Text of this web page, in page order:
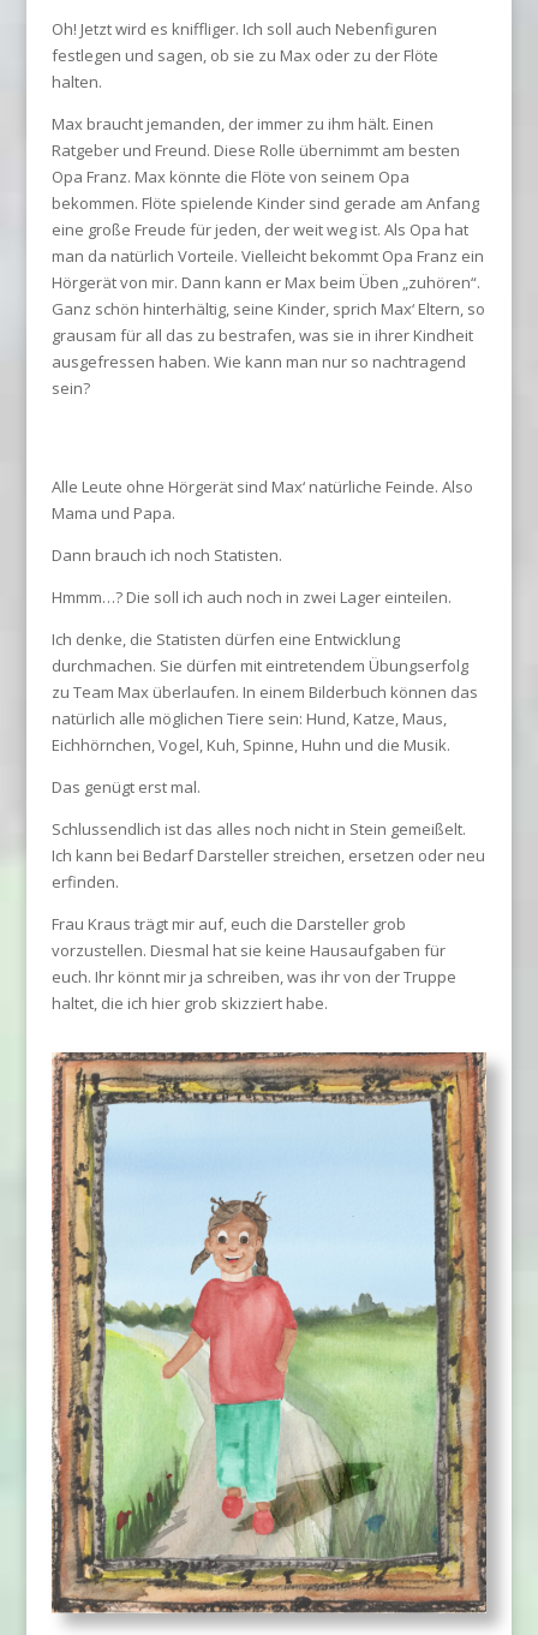
Oh! Jetzt wird es kniffliger. Ich soll auch Nebenfiguren
festlegen und sagen, ob sie zu Max oder zu der Flöte
halten.
Max braucht jemanden, der immer zu ihm hält. Einen
Ratgeber und Freund. Diese Rolle übernimmt am besten
Opa Franz. Max könnte die Flöte von seinem Opa
bekommen. Flöte spielende Kinder sind gerade am Anfang
eine große Freude für jeden, der weit weg ist. Als Opa hat
man da natürlich Vorteile. Vielleicht bekommt Opa Franz ein
Hörgerät von mir. Dann kann er Max beim Üben „zuhören“.
Ganz schön hinterhältig, seine Kinder, sprich Max‘ Eltern, so
grausam für all das zu bestrafen, was sie in ihrer Kindheit
ausgefressen haben. Wie kann man nur so nachtragend
sein?
Alle Leute ohne Hörgerät sind Max‘ natürliche Feinde. Also
Mama und Papa.
Dann brauch ich noch Statisten.
Hmmm…? Die soll ich auch noch in zwei Lager einteilen.
Ich denke, die Statisten dürfen eine Entwicklung
durchmachen. Sie dürfen mit eintretendem Übungserfolg
zu Team Max überlaufen. In einem Bilderbuch können das
natürlich alle möglichen Tiere sein: Hund, Katze, Maus,
Eichhörnchen, Vogel, Kuh, Spinne, Huhn und die Musik.
Das genügt erst mal.
Schlussendlich ist das alles noch nicht in Stein gemeißelt.
Ich kann bei Bedarf Darsteller streichen, ersetzen oder neu
erfinden.
Frau Kraus trägt mir auf, euch die Darsteller grob
vorzustellen. Diesmal hat sie keine Hausaufgaben für
euch. Ihr könnt mir ja schreiben, was ihr von der Truppe
haltet, die ich hier grob skizziert habe.